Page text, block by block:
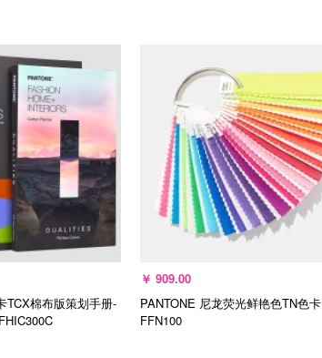
规格 加入购物车
TCX棉布版策划手册-
FHIC300C
￥ 909.00
PANTONE 尼龙荧光鲜艳色TN色卡
FFN100